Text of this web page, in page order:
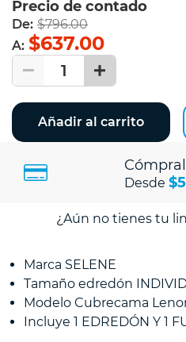
Precio de contado
De: $796.00
A: $637.00
1
Añadir al carrito
Desde
¿Aún no tienes tu
Marca SELENE
Tamaño edredón
Modelo Cubrecama
Incluye 1 EDREDÓN Y 1